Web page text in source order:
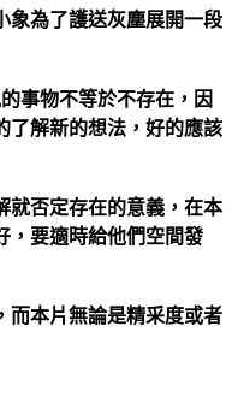
象為了護送灰塵展開一段
事物不等於不存在，因
了解新的想法，好的應該
就否定存在的意義，在本
，要適時給他們空間發
而本片無論是精采度或者